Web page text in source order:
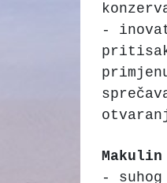
-
pritisak
-